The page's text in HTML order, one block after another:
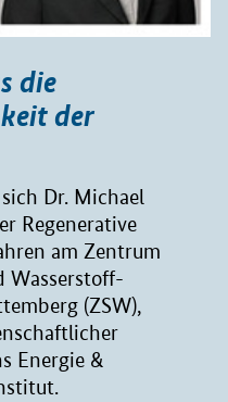
die
der
Dr. Michael
Regenerative
am Zentrum
Wasserstoff-
(ZSW),
Energie &